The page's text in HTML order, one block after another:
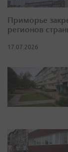
Приморье
регионов
17.07.2026